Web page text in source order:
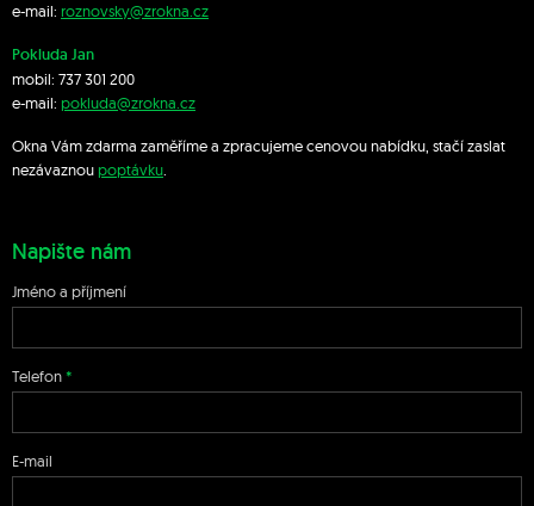
e-mail: roznovsky@zrokna.cz
Pokluda Jan
mobil: 737 301 200
e-mail: pokluda@zrokna.cz
Okna Vám zdarma zaměříme a zpracujeme cenovou nabídku, stačí zaslat
nezávaznoupoptávku
Napište nám
Jméno a příjmení
Telefon
E-mail